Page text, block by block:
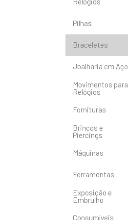
Pilhas
Braceletes
Joalharia em Aço
Movimentos para
Relógios
Fornituras
Brincos e
Piercings
Máquinas
Ferramentas
Exposição e
Embrulho
Consumíveis